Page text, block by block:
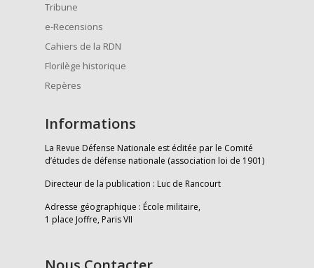
Tribune
e-Recensions
Cahiers de la RDN
Florilège historique
Repères
Informations
La Revue Défense Nationale est éditée par le Comité
d’études de défense nationale (association loi de 1901)
Directeur de la publication : Luc de Rancourt
Adresse géographique : École militaire,
1 place Joffre, Paris VII